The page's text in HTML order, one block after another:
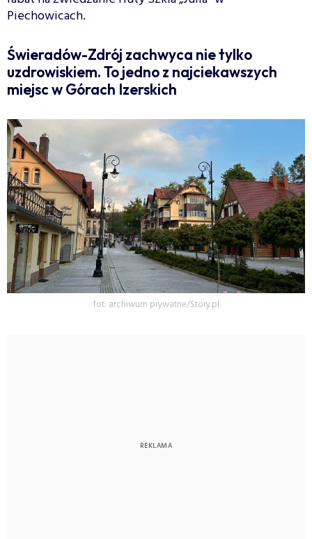
Piechowicach.
Świeradów-Zdrój zachwyca nie tylko
uzdrowiskiem. To jedno z najciekawszych
miejsc w Górach Izerskich
fot: archiwum prywatne/Story.pl